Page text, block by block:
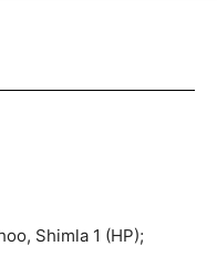
Shimla 1 (HP);